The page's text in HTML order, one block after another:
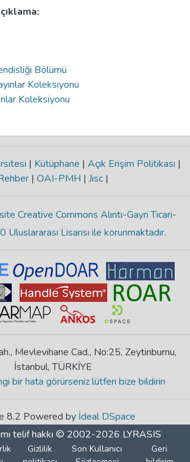
Bölümü
Koleksiyonu
Koleksiyonu
| Kütüphane | Açık Erişim Politikası |
| OAI-PMH | Jisc |
Creative Commons Alıntı-Gayri Ticari-
Uluslararası Lisansı ile korunmaktadır.
Mevlevihane Cad., No:25, Zeytinburnu,
İstanbul, TÜRKİYE
bir hata görürseniz lütfen bize bildirin
8.2 Powered by İdeal DSpace
telif hakkı © 2002-2026 LYRASIS
Gizlilik
Son Kullanıcı
Geri